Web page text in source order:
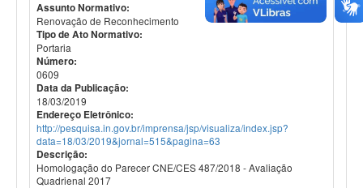
Assunto Normativo:
Renovação de Reconhecimento
Tipo de Ato Normativo:
Portaria
Número:
0609
Data da Publicação:
18/03/2019
Endereço Eletrônico:
http://pesquisa.in.gov.br/imprensa/jsp/visualiza/index.jsp?
data=18/03/2019&jornal=515&pagina=63
Descrição:
Homologação do Parecer CNE/CES 487/2018 - Avaliação
Quadrienal 2017